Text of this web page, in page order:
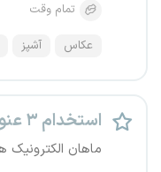
تمام وقت
عکاس آشپز
استخدام ۳ عنوان شغلی
ماهان الکترونیک